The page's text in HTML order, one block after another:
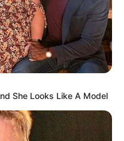
She Looks Like A Model